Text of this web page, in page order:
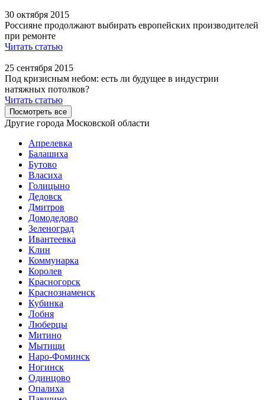
30 октября 2015
Россияне продолжают выбирать европейских производителей
при ремонте
Читать статью
25 сентября 2015
Под кризисным небом: есть ли будущее в индустрии
натяжных потолков?
Читать статью
Посмотреть все
Другие города Московской области
Апрелевка
Балашиха
Бутово
Власиха
Голицыно
Дедовск
Дмитров
Домодедово
Зеленоград
Ивантеевка
Клин
Коммунарка
Королев
Красногорск
Краснознаменск
Кубинка
Лобня
Люберцы
Митино
Мытищи
Наро-Фоминск
Ногинск
Одинцово
Опалиха